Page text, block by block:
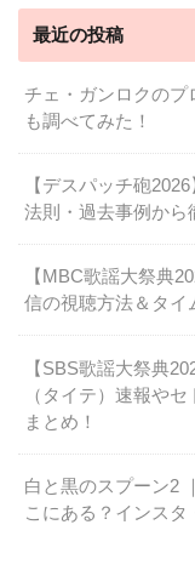
最近の投稿
チェ・ガンロクのプ
も調べてみた！
【デスパッチ砲
法則・過去事例から
【MBC歌謡大祭典
信の視聴方法＆タイ
【SBS歌謡大祭典
（タイテ）速報や
まとめ！
白と黒のスプーン2
こにある？インスタ